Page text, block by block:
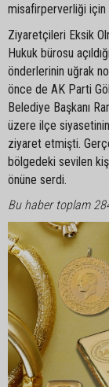
misafirperverliği
Ziyaretçileri Eksik
Hukuk bürosu
önderlerinin uğrak
önce de AK Parti
Belediye Başkanı
üzere ilçe
ziyaret etmişti.
bölgedeki sevilen
önüne serdi.
Bu haber toplam